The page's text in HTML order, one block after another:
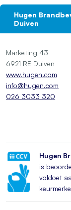
Hugen
Duiven
Marketing 43
6921 RE Duiven
www.hugen.com
info@hugen.com
026 3033 320
Hugen
is
voldoet